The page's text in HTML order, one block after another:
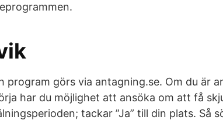
program görs via antagning.se. Om du är
har du möjlighet att ansöka om att få
tackar ”Ja” till din plats. Så